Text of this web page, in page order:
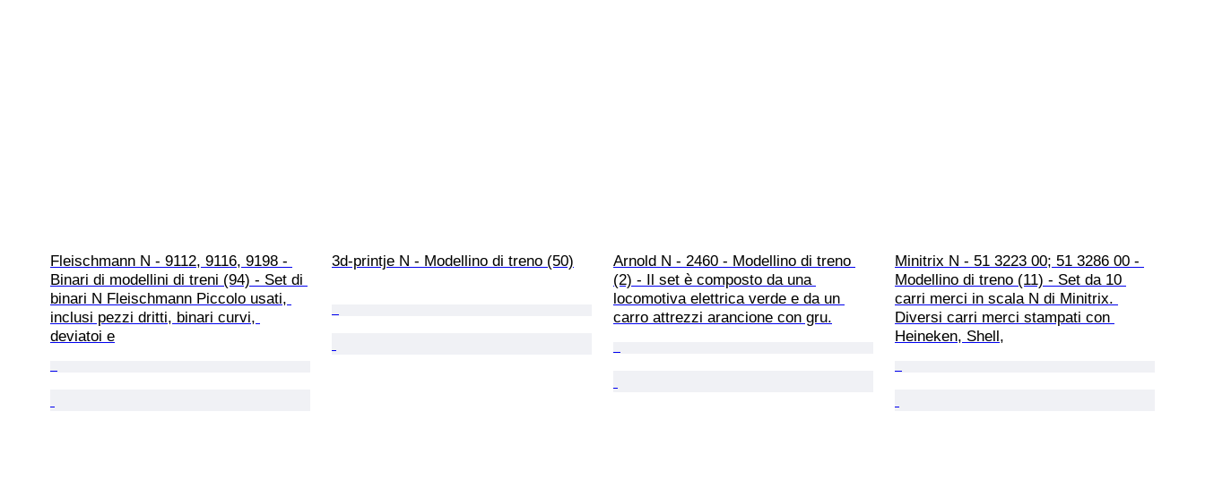
Fleischmann N - 9112, 9116, 9198 -
Binari di modellini di treni (94) - Set di
binari N Fleischmann Piccolo usati,
inclusi pezzi dritti, binari curvi,
deviatoi e
3d-printje N - Modellino di treno (50)
Arnold N - 2460 - Modellino di treno
(2) - Il set è composto da una
locomotiva elettrica verde e da un
carro attrezzi arancione con gru.
Minitrix N - 51 3223 00; 51 3286 00 -
Modellino di treno (11) - Set da 10
carri merci in scala N di Minitrix.
Diversi carri merci stampati con
Heineken, Shell,